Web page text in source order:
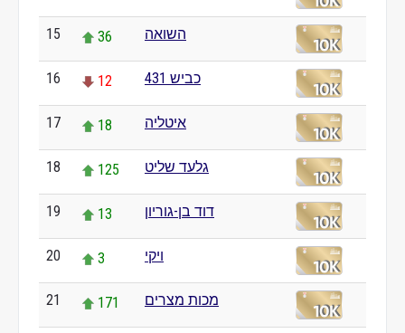
15 36 השואה
16 12 כביש 431
17 18 איטליה
18 125 גלעד שליט
19 13 דוד בן-גוריון
20 3 ויקי
21 171 מכות מצרים